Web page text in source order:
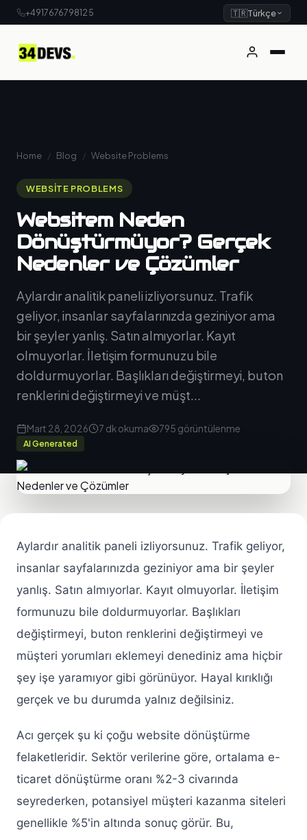
+4917676798125 🇹🇷Türkçe
Home / Blog / Website Problems
WEBSITE PROBLEMS
Websitem Neden
Dönüştürmüyor? Gerçek
Nedenler ve Çözümler
Aylardır analitik paneli izliyorsunuz. Trafik
geliyor, insanlar sayfalarınızda geziniyor ama
bir şeyler yanlış. Satın almıyorlar. Kayıt
olmuyorlar. İletişim formunuzu bile
doldurmuyorlar. Başlıkları değiştirmeyi, buton
renklerini değiştirmeyi ve müşt...
Mart 28, 2026 7 dk okuma 795 görüntülenme
AI Generated
Aylardır analitik paneli izliyorsunuz. Trafik geliyor,
insanlar sayfalarınızda geziniyor ama bir şeyler
yanlış. Satın almıyorlar. Kayıt olmuyorlar. İletişim
formunuzu bile doldurmuyorlar. Başlıkları
değiştirmeyi, buton renklerini değiştirmeyi ve
müşteri yorumları eklemeyi denediniz ama hiçbir
şey işe yaramıyor gibi görünüyor. Hayal kırıklığı
gerçek ve bu durumda yalnız değilsiniz.
Acı gerçek şu ki çoğu website dönüştürme
felaketleridir. Sektör verilerine göre, ortalama e-
ticaret dönüştürme oranı %2-3 civarında
seyrederken, potansiyel müşteri kazanma siteleri
genellikle %5'in altında sonuç görür. Bu,